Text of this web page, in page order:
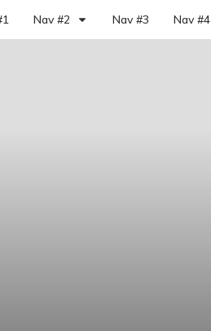
Nav #2 Nav #3 Nav #4